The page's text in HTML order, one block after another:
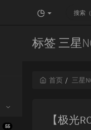
55
标签 三星
首页 三星